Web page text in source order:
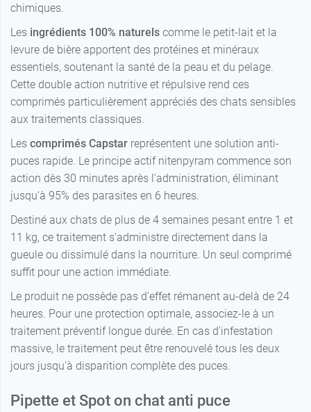
chimiques.
Les ingrédients 100% naturels comme le petit-lait et la
levure de bière apportent des protéines et minéraux
essentiels, soutenant la santé de la peau et du pelage.
Cette double action nutritive et répulsive rend ces
comprimés particulièrement appréciés des chats sensibles
aux traitements classiques.
Les comprimés Capstar représentent une solution anti-
puces rapide. Le principe actif nitenpyram commence son
action dès 30 minutes après l'administration, éliminant
jusqu'à 95% des parasites en 6 heures.
Destiné aux chats de plus de 4 semaines pesant entre 1 et
11 kg, ce traitement s'administre directement dans la
gueule ou dissimulé dans la nourriture. Un seul comprimé
suffit pour une action immédiate.
Le produit ne possède pas d'effet rémanent au-delà de 24
heures. Pour une protection optimale, associez-le à un
traitement préventif longue durée. En cas d'infestation
massive, le traitement peut être renouvelé tous les deux
jours jusqu'à disparition complète des puces.
Pipette et Spot on chat anti puce